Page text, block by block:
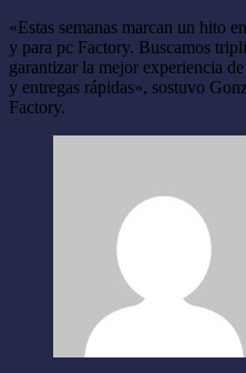
«Estas semanas marcan un hito
y para pc Factory. Buscamos
garantizar la mejor experiencia
y entregas rápidas», sostuvo
Factory.